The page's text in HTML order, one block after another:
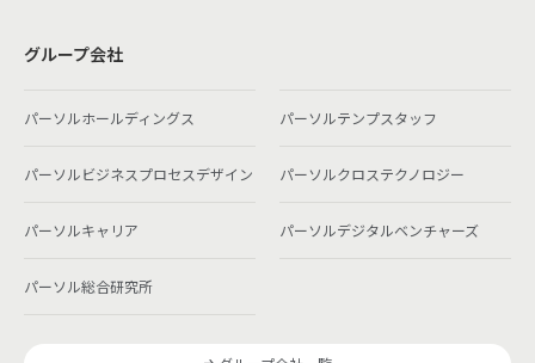
グループ会社
パーソルホールディングス パーソルテンプスタッフ
パーソルビジネスプロセスデザイン パーソルクロステクノロジー
パーソルキャリア パーソルデジタルベンチャーズ
パーソル総合研究所